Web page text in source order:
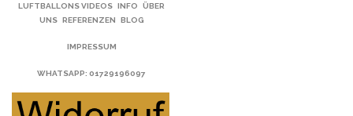
LUFTBALLONS VIDEOS INFO
ÜBER
UNS REFERENZEN BLOG
IMPRESSUM
WHATSAPP: 01729196097